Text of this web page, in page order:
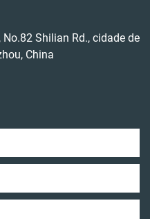
Shilian Rd., cidade de
China